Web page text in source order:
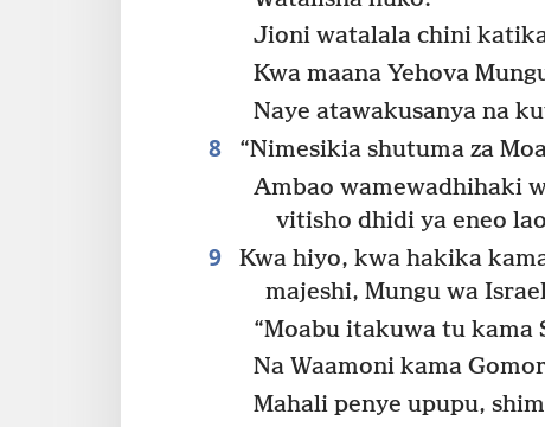
Jioni watalala chini
Kwa maana Yehova
Naye atawakusanya na
8 “Nimesikia shutuma za
Ambao wamewadhihaki
vitisho dhidi ya eneo
9
Kwa hiyo, kwa hakika
majeshi, Mungu wa
“Moabu itakuwa tu kama
Na Waamoni kama
Mahali penye upupu,